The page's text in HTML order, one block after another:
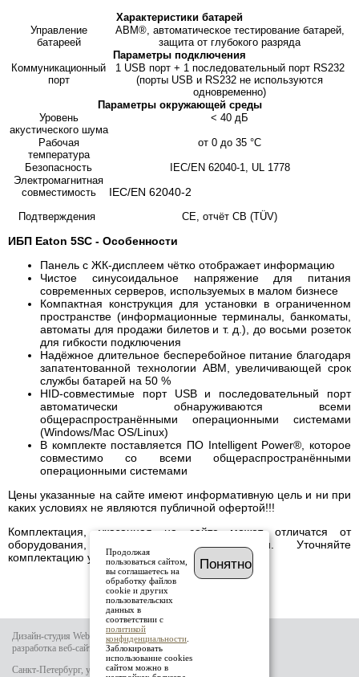
Характеристики батарей
Управление
батареей
ABM®, автоматическое тестирование батарей,
защита от глубокого разряда
Параметры подключения
Коммуникационный
порт
1 USB порт + 1 последовательный порт RS232
(порты USB и RS232 не используются
одновременно)
Параметры окружающей среды
Уровень
акустического шума
< 40 дБ
Рабочая
температура
от 0 дo 35 °C
Безопасность
IEC/EN 62040-1, UL 1778
Электромагнитная
совместимость
IEC/EN 62040-2
Подтверждения CE, отчёт CB (TÜV)
ИБП Eaton 5SC - Особенности
Панель с ЖК-дисплеем чётко отображает информацию
Чистое синусоидальное напряжение для питания
современных серверов, используемых в малом бизнесе
Компактная конструкция для установки в ограниченном
пространстве (информационные терминалы, банкоматы,
автоматы для продажи билетов и т. д.), до восьми розеток
для гибкости подключения
Надёжное длительное бесперебойное питание благодаря
запатентованной технологии ABM, увеличивающей срок
службы батарей на 50 %
HID-совместимые порт USB и последовательный порт
автоматически обнаруживаются всеми
общераспространёнными операционными системами
(Windows/Mac OS/Linux)
В комплекте поставляется ПО Intelligent Power®, которое
совместимо со всеми общераспространёнными
операционными системами
Цены указанные на сайте имеют информативную цель и ни при
каких условиях не являются публичной офертой!!!
Комплектация, указанная на сайте может отличатся от
оборудования, имеющегося в наличии. Уточняйте
комплектацию у менеджера.
Дизайн-студия Website-it
разработка веб-сайта
Санкт-Петербург, ул.Тамбовская д.69 лит.Б
Продолжая
пользоваться сайтом,
вы соглашаетесь на
обработку файлов
cookie и других
пользовательских
данных в
соответствии с
политикой
конфиденциальности
Заблокировать
использование cookies
сайтом можно в
Понятно